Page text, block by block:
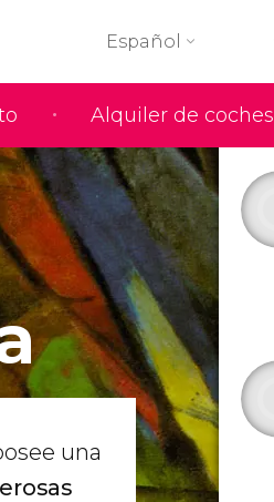
Alquiler de coches
Español
una